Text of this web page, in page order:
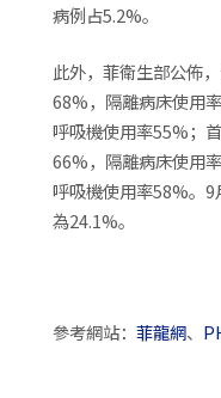
病例占5.2%。
此外，菲衛生部公佈
68%，隔離病床使用
呼吸機使用率55%；
66%，隔離病床使用
呼吸機使用率58%。
為24.1%。
參考網站： 菲龍網、